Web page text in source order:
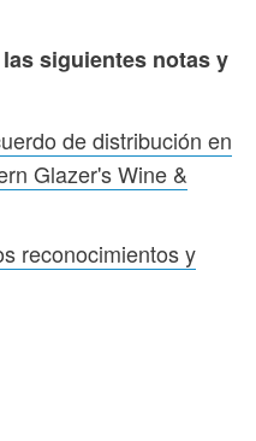
siguientes notas y
de distribución en
Glazer's Wine &
reconocimientos y